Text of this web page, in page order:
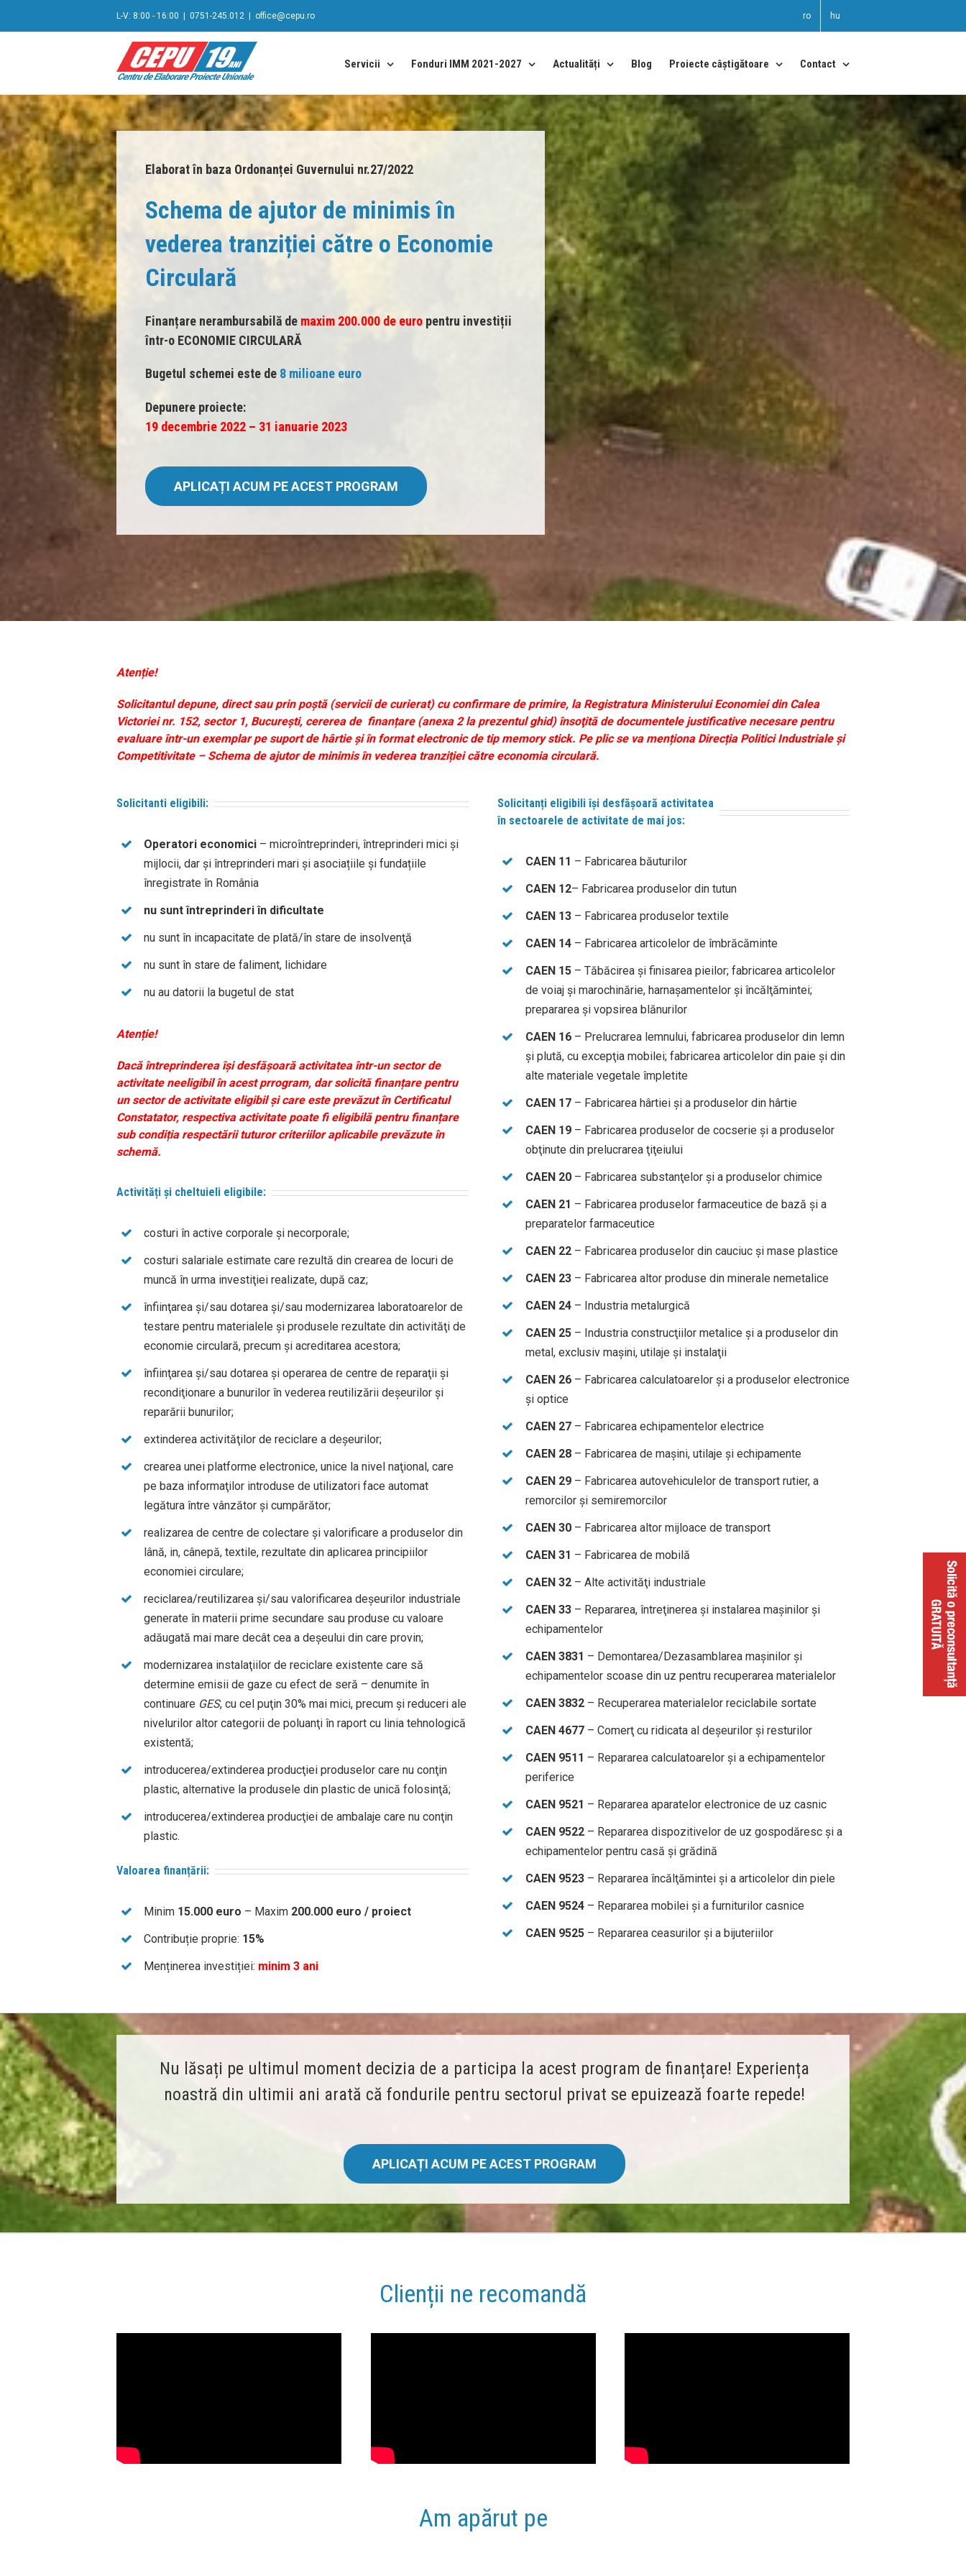
L-V: 8:00 - 16:00 0751-245.012 office@cepu.ro ro hu
Servicii Fonduri IMM 2021-2027 Actualități Blog Proiecte câștigătoare Contact
Elaborat în baza Ordonanței Guvernului nr.27/2022
Schema de ajutor de minimis în
vederea tranziției către o Economie
Circulară
Finanțare nerambursabilă de maxim 200.000 de euro pentru investiții
într-o ECONOMIE CIRCULARĂ
Bugetul schemei este de 8 milioane euro
Depunere proiecte:
19 decembrie 2022 – 31 ianuarie 2023
APLICAȚI ACUM PE ACEST PROGRAM
Atenție!
Solicitantul depune, direct sau prin poştă (servicii de curierat) cu confirmare de primire, la Registratura Ministerului Economiei din Calea
Victoriei nr. 152, sector 1, Bucureşti, cererea de finanțare (anexa 2 la prezentul ghid) însoţită de documentele justificative necesare pentru
evaluare într-un exemplar pe suport de hârtie și în format electronic de tip memory stick. Pe plic se va menționa Direcția Politici Industriale și
Competitivitate – Schema de ajutor de minimis în vederea tranziției către economia circulară.
Solicitanti eligibili:
Operatori economici – microîntreprinderi, întreprinderi mici și
mijlocii, dar și întreprinderi mari și asociațiile și fundațiile
înregistrate în România
nu sunt întreprinderi în dificultate
nu sunt în incapacitate de plată/în stare de insolvenţă
nu sunt în stare de faliment, lichidare
nu au datorii la bugetul de stat
Atenție!
Dacă întreprinderea își desfășoară activitatea într-un sector de
activitate neeligibil în acest prrogram, dar solicită finanțare pentru
un sector de activitate eligibil și care este prevăzut în Certificatul
Constatator, respectiva activitate poate fi eligibilă pentru finanțare
sub condiția respectării tuturor criteriilor aplicabile prevăzute în
schemă.
Activități și cheltuieli eligibile:
costuri în active corporale şi necorporale;
costuri salariale estimate care rezultă din crearea de locuri de
muncă în urma investiţiei realizate, după caz;
înfiinţarea şi/sau dotarea şi/sau modernizarea laboratoarelor de
testare pentru materialele şi produsele rezultate din activităţi de
economie circulară, precum şi acreditarea acestora;
înfiinţarea şi/sau dotarea şi operarea de centre de reparaţii şi
recondiţionare a bunurilor în vederea reutilizării deşeurilor şi
reparării bunurilor;
extinderea activităţilor de reciclare a deşeurilor;
crearea unei platforme electronice, unice la nivel naţional, care
pe baza informaţilor introduse de utilizatori face automat
legătura între vânzător şi cumpărător;
realizarea de centre de colectare şi valorificare a produselor din
lână, in, cânepă, textile, rezultate din aplicarea principiilor
economiei circulare;
reciclarea/reutilizarea şi/sau valorificarea deşeurilor industriale
generate în materii prime secundare sau produse cu valoare
adăugată mai mare decât cea a deşeului din care provin;
modernizarea instalaţiilor de reciclare existente care să
determine emisii de gaze cu efect de seră – denumite în
continuare GES, cu cel puţin 30% mai mici, precum şi reduceri ale
nivelurilor altor categorii de poluanţi în raport cu linia tehnologică
existentă;
introducerea/extinderea producţiei produselor care nu conţin
plastic, alternative la produsele din plastic de unică folosinţă;
introducerea/extinderea producţiei de ambalaje care nu conţin
plastic.
Valoarea finanțării:
Minim 15.000 euro – Maxim 200.000 euro / proiect
Contribuție proprie: 15%
Menținerea investiției: minim 3 ani
Solicitanți eligibili își desfăşoară activitatea
în sectoarele de activitate de mai jos:
CAEN 11 – Fabricarea băuturilor
CAEN 12– Fabricarea produselor din tutun
CAEN 13– Fabricarea produselor textile
CAEN 14– Fabricarea articolelor de îmbrăcăminte
CAEN 15– Tăbăcirea şi finisarea pieilor; fabricarea articolelor
de voiaj şi marochinărie, harnaşamentelor şi încălţămintei;
prepararea şi vopsirea blănurilor
CAEN 16– Prelucrarea lemnului, fabricarea produselor din lemn
şi plută, cu excepţia mobilei; fabricarea articolelor din paie şi din
alte materiale vegetale împletite
CAEN 17– Fabricarea hârtiei şi a produselor din hârtie
CAEN 19– Fabricarea produselor de cocserie şi a produselor
obţinute din prelucrarea ţiţeiului
CAEN 20– Fabricarea substanţelor şi a produselor chimice
CAEN 21 – Fabricarea produselor farmaceutice de bază şi a
preparatelor farmaceutice
CAEN 22– Fabricarea produselor din cauciuc şi mase plastice
CAEN 23– Fabricarea altor produse din minerale nemetalice
CAEN 24– Industria metalurgică
CAEN 25– Industria construcţiilor metalice şi a produselor din
metal, exclusiv maşini, utilaje şi instalaţii
CAEN 26– Fabricarea calculatoarelor şi a produselor electronice
şi optice
CAEN 27– Fabricarea echipamentelor electrice
CAEN 28– Fabricarea de maşini, utilaje şi echipamente
CAEN 29– Fabricarea autovehiculelor de transport rutier, a
remorcilor şi semiremorcilor
CAEN 30– Fabricarea altor mijloace de transport
CAEN 31 – Fabricarea de mobilă
CAEN 32– Alte activităţi industriale
CAEN 33– Repararea, întreţinerea şi instalarea maşinilor şi
echipamentelor
CAEN 3831 – Demontarea/Dezasamblarea maşinilor şi
echipamentelor scoase din uz pentru recuperarea materialelor
CAEN 3832– Recuperarea materialelor reciclabile sortate
CAEN 4677– Comerţ cu ridicata al deşeurilor şi resturilor
CAEN 9511 – Repararea calculatoarelor şi a echipamentelor
periferice
CAEN 9521 – Repararea aparatelor electronice de uz casnic
CAEN 9522– Repararea dispozitivelor de uz gospodăresc şi a
echipamentelor pentru casă şi grădină
CAEN 9523– Repararea încălţămintei şi a articolelor din piele
CAEN 9524– Repararea mobilei şi a furniturilor casnice
CAEN 9525– Repararea ceasurilor şi a bijuteriilor
Nu lăsați pe ultimul moment decizia de a participa la acest program de finanțare! Experiența
noastră din ultimii ani arată că fondurile pentru sectorul privat se epuizează foarte repede!
APLICAȚI ACUM PE ACEST PROGRAM
Clienții ne recomandă
Am apărut pe